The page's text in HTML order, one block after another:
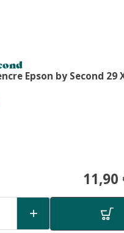
Epson by Second 29
11,90
